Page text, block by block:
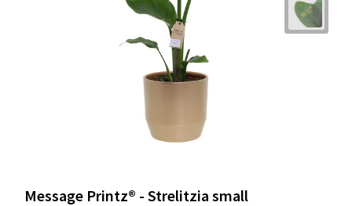
Message Printz® - Strelitzia small